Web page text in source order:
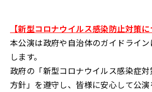
【新型コロナウイルス感染防止対策に
本公演は政府や自治体のガイドライ
します。
政府の「新型コロナウイルス感染症
方針」を遵守し、皆様に安心して公